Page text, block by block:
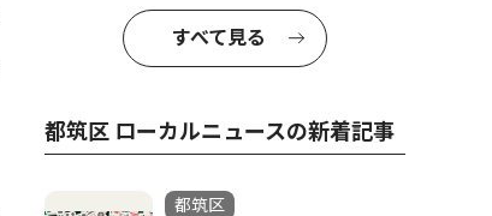
すべて見る
都筑区 ローカルニュースの新着記事
都筑区